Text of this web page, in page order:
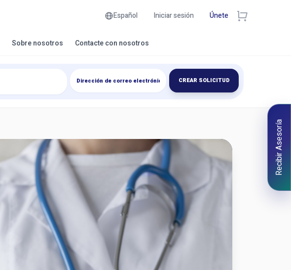
Español Iniciar sesión Únete
Sobre nosotros Contacte con nosotros
CREAR SOLICITUD
Recibir Asesoría